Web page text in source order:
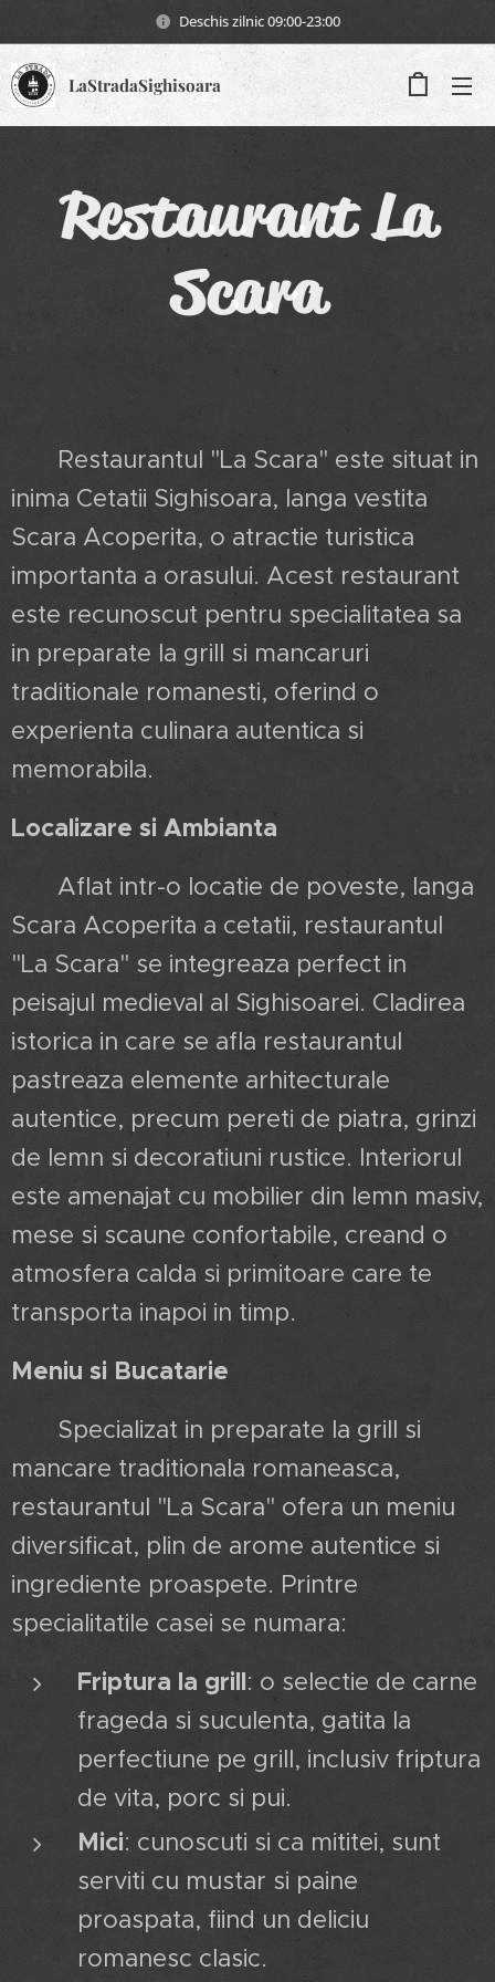
Deschis zilnic 09:00-23:00
LaStradaSighisoara
Restaurant La
Scara
Restaurantul "La Scara" este situat in
inima Cetatii Sighisoara, langa vestita
Scara Acoperita, o atractie turistica
importanta a orasului. Acest restaurant
este recunoscut pentru specialitatea sa
in preparate la grill si mancaruri
traditionale romanesti, oferind o
experienta culinara autentica si
memorabila.
Localizare si Ambianta
Aflat intr-o locatie de poveste, langa
Scara Acoperita a cetatii, restaurantul
"La Scara" se integreaza perfect in
peisajul medieval al Sighisoarei. Cladirea
istorica in care se afla restaurantul
pastreaza elemente arhitecturale
autentice, precum pereti de piatra, grinzi
de lemn si decoratiuni rustice. Interiorul
este amenajat cu mobilier din lemn masiv,
mese si scaune confortabile, creand o
atmosfera calda si primitoare care te
transporta inapoi in timp.
Meniu si Bucatarie
Specializat in preparate la grill si
mancare traditionala romaneasca,
restaurantul "La Scara" ofera un meniu
diversificat, plin de arome autentice si
ingrediente proaspete. Printre
specialitatile casei se numara:
Friptura la grill: o selectie de carne
frageda si suculenta, gatita la
perfectiune pe grill, inclusiv friptura
de vita, porc si pui.
Mici: cunoscuti si ca mititei, sunt
serviti cu mustar si paine
proaspata, fiind un deliciu
romanesc clasic.